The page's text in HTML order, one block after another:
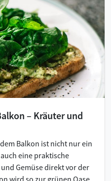
– Kräuter und
Balkon ist nicht nur ein
eine praktische
Gemüse direkt vor der
wird so zur grünen Oase,